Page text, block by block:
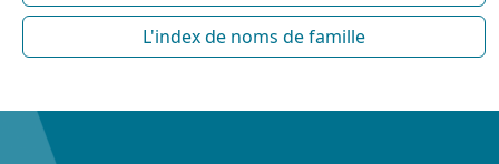
L'index de noms de famille